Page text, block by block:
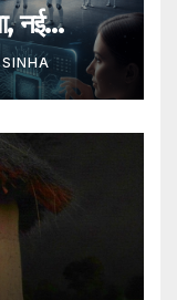
नई